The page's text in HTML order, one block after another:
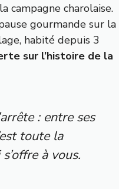
campagne charolaise.
gourmande sur la
habité depuis 3
sur l’histoire de la
: entre ses
toute la
à vous.